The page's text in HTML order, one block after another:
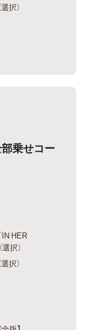
択）
部乗せコー
HER
択）
択）